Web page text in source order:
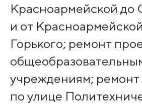
Красноармейской до
и от
Горького; ремонт
учреждениям; ремонт
по улице